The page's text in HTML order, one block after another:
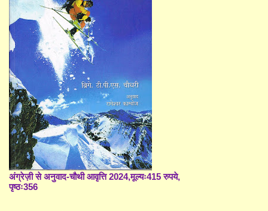
अंग्रेज़ी से अनुवाद-चौथी आवृत्ति 2024,मूल्यः415 रुपये,
पृष्ठः356